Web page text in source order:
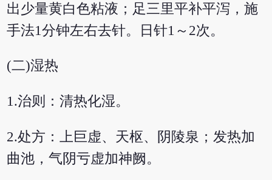
出少量黄白色粘液；足三里平补平泻，施
手法1分钟左右去针。日针1～2次。
(二)湿热
1.治则：清热化湿。
2.处方：上巨虚、天枢、阴陵泉；发热加
曲池，气阴亏虚加神阙。